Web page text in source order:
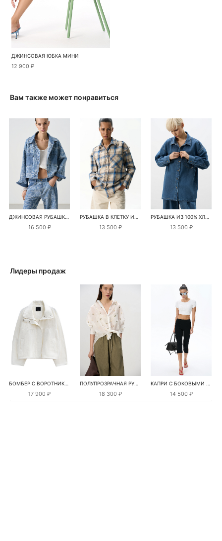
ДЖИНСОВАЯ ЮБКА МИНИ
12 900 ₽
Вам также может понравиться
ДЖИНСОВАЯ РУБАШКА С РАСТИТЕЛЬНЫМ ОРНАМЕНТОМ
16 500 ₽
РУБАШКА В КЛЕТКУ ИЗ 100% ХЛОПКА
13 500 ₽
РУБАШКА ИЗ 100% ХЛОПКА
13 500 ₽
Лидеры продаж
БОМБЕР С ВОРОТНИКОМ-СТОЙКОЙ
17 900 ₽
ПОЛУПРОЗРАЧНАЯ РУБАШКА С РОМАШКАМИ
18 300 ₽
КАПРИ С БОКОВЫМИ РАЗРЕЗАМИ
14 500 ₽